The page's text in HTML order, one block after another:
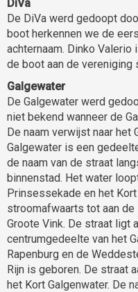
DiVa
De DiVa werd gedoopt
boot herkennen we de
achternaam. Dinko
de boot aan de vereniging
Galgewater
De Galgewater werd
niet bekend wanneer de
De naam verwijst naar het
Galgewater is een
de naam van de straat
binnenstad. Het water
Prinsessekade en het
stroomafwaarts tot aan de
Groote Vink. De straat ligt
centrumgedeelte van het
Rapenburg en de
Rijn is geboren. De straat
het Kort Galgenwater. De